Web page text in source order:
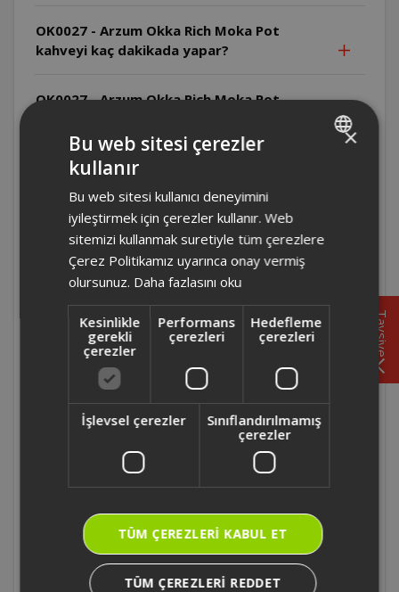
OK0027 - Arzum Okka Rich Moka Pot
kahveyi kaç dakikada yapar?
OK0027 - Arzum Okka Rich Moka Pot
olmalıdır ?
filtre kahve yapılabilir mi?
OK0027 - Arzum Okka Rich Moka Pot evet filtre
kahve yapılabilir.
ürünün kablo uzunluğu nedir ?
Moka Pot modun da iken sürekli beyaz ışık
yanıp sönüyor. Bu normal midir?
Cihazda soğuk süt köpürtme işlemini nasıl
Demleme noktası ayarı nasıl yapılır?
Okka Rich Moka Potta kahve hazırlarken
Türk kahvesi kullanılabilir mi?
Tavsiye
×
Bu web sitesi çerezler
kullanır
Bu web sitesi kullanıcı deneyimini
iyileştirmek için çerezler kullanır. Web
sitemizi kullanmak suretiyle tüm çerezlere
Çerez Politikamız uyarınca onay vermiş
olursunuz. Daha fazlasını oku
Kesinlikle
gerekli
çerezler
Performans
çerezleri
Hedefleme
çerezleri
İşlevsel çerezler
Sınıflandırılmamış
çerezler
TÜM ÇEREZLERI KABUL ET
TÜM ÇEREZLERI REDDET